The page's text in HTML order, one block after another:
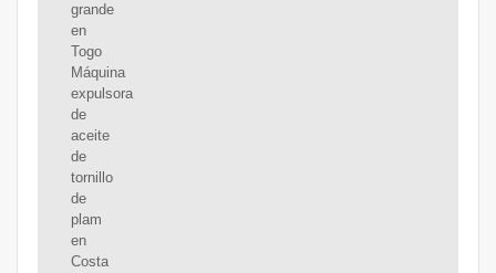
grande
en
Togo
Máquina
expulsora
de
aceite
de
tornillo
de
plam
en
Costa